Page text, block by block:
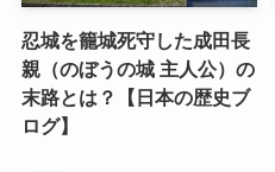
忍城を籠城死守した成田長
親（のぼうの城 主人公）の
末路とは？【日本の歴史ブ
ログ】